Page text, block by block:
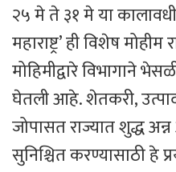
२५ मे ते ३१ मे या
महाराष्ट्र’ ही विशेष
मोहिमीद्वारे विभागाने
घेतली आहे. शेतकरी,
जोपासत राज्यात शुद्ध
सुनिश्चित करण्यासाठी हे